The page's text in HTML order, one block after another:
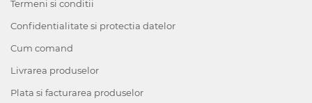
Termeni si conditii
Confidentialitate si protectia datelor
Cum comand
Livrarea produselor
Plata si facturarea produselor